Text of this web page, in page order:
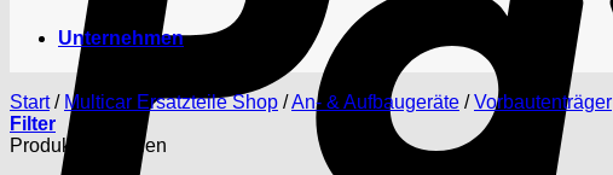
Unternehmen
Start / Multicar Ersatzteile Shop /An- & Aufbaugeräte / Vorbautenträger
Filter
Produktkategorien